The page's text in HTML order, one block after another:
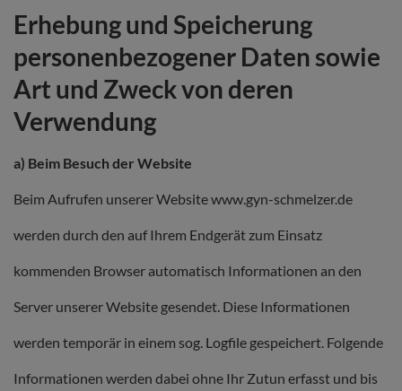
Erhebung und Speicherung
personenbezogener Daten sowie
Art und Zweck von deren
Verwendung
a) Beim Besuch der Website
Beim Aufrufen unserer Website www.gyn-schmelzer.de
werden durch den auf Ihrem Endgerät zum Einsatz
kommenden Browser automatisch Informationen an den
Server unserer Website gesendet. Diese Informationen
werden temporär in einem sog. Logfile gespeichert. Folgende
Informationen werden dabei ohne Ihr Zutun erfasst und bis